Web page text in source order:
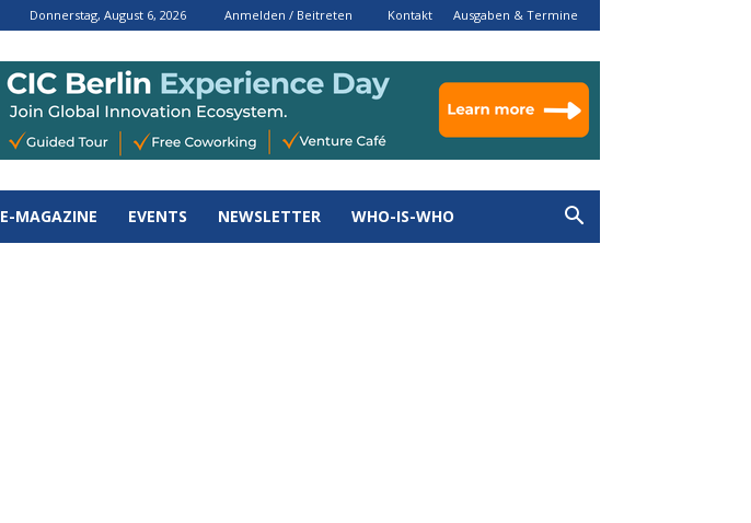
Donnerstag, August 6, 2026 Anmelden / Beitreten Kontakt Ausgaben & Termine
E-MAGAZINE EVENTS NEWSLETTER WHO-IS-WHO